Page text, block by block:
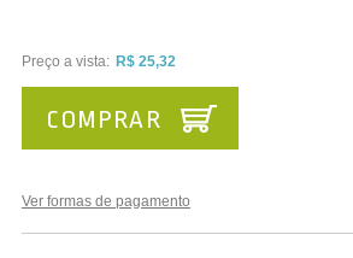
Preço a vista: R$ 25,32
Ver formas de pagamento
COMPRAR